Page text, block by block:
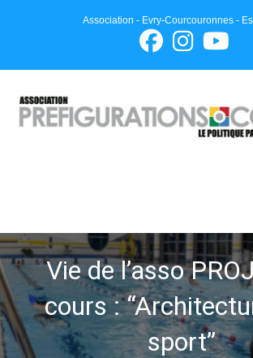
Association - Evry-Courcouronnes -
Vie de l’asso
cours :
sport”